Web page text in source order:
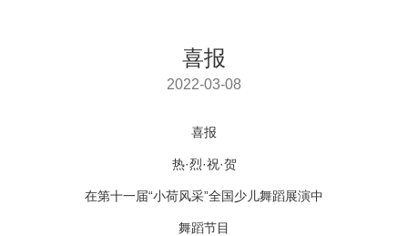
喜报
2022-03-08
喜报
热·烈·祝·贺
在第十一届“小荷风采”全国少儿舞蹈展演中
舞蹈节目